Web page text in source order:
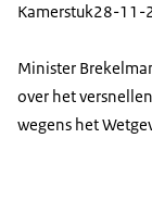
Kamerstuk28-11-
Minister
over het
wegens het